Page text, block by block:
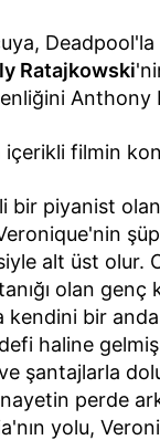
Deadpool'la
Ratajkowski
Anthony
içerikli filmin
bir piyanist
alt üst olur.
olan genç
kendini bir anda
haline
şantajlarla
perde
yolu,